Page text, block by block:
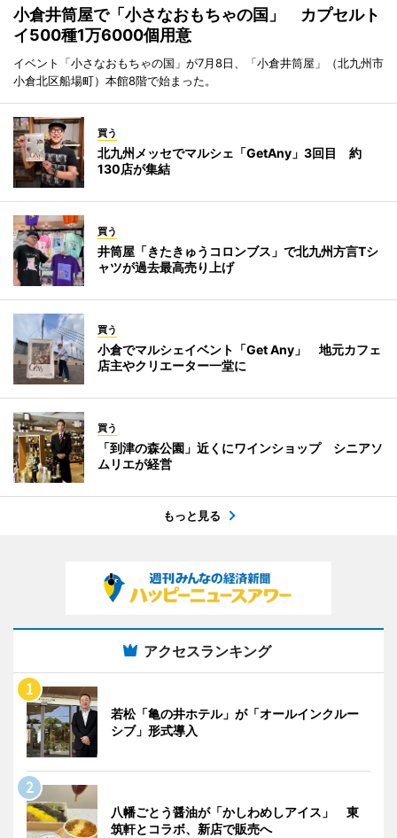
小倉井筒屋で「小さなおもちゃの国」 カプセルト
イ500種1万6000個用意
イベント「小さなおもちゃの国」が7月8日、「小倉井筒屋」（北九州市
小倉北区船場町）本館8階で始まった。
買う
北九州メッセでマルシェ「GetAny」3回目 約
130店が集結
買う
井筒屋「きたきゅうコロンブス」で北九州方言Tシ
ャツが過去最高売り上げ
買う
小倉でマルシェイベント「Get Any」 地元カフェ
店主やクリエーター一堂に
買う
「到津の森公園」近くにワインショップ シニアソ
ムリエが経営
もっと見る
アクセスランキング
若松「亀の井ホテル」が「オールインクルー
シブ」形式導入
八幡ごとう醤油が「かしわめしアイス」 東
筑軒とコラボ、新店で販売へ